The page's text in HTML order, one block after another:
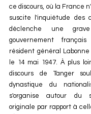
ce discours, où la France
suscite l'inquiétude des
déclenche une
gouvernement
résident général
le 14 mai 1947. À plus
discours de Tanger
dynastique du
s'organise autour du
originale par rapport à